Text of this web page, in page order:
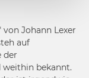
Johann Lexer
auf
der
bekannt.